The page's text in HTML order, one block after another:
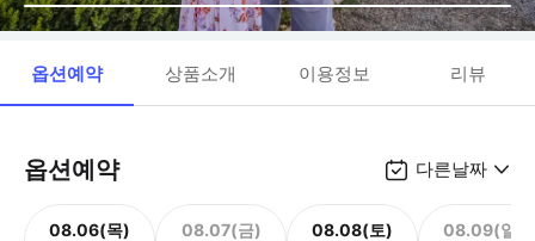
옵션예약 상품소개 이용정보 리뷰
옵션예약 다른날짜
08.06(목) 08.07(금) 08.08(토) 08.09(일)